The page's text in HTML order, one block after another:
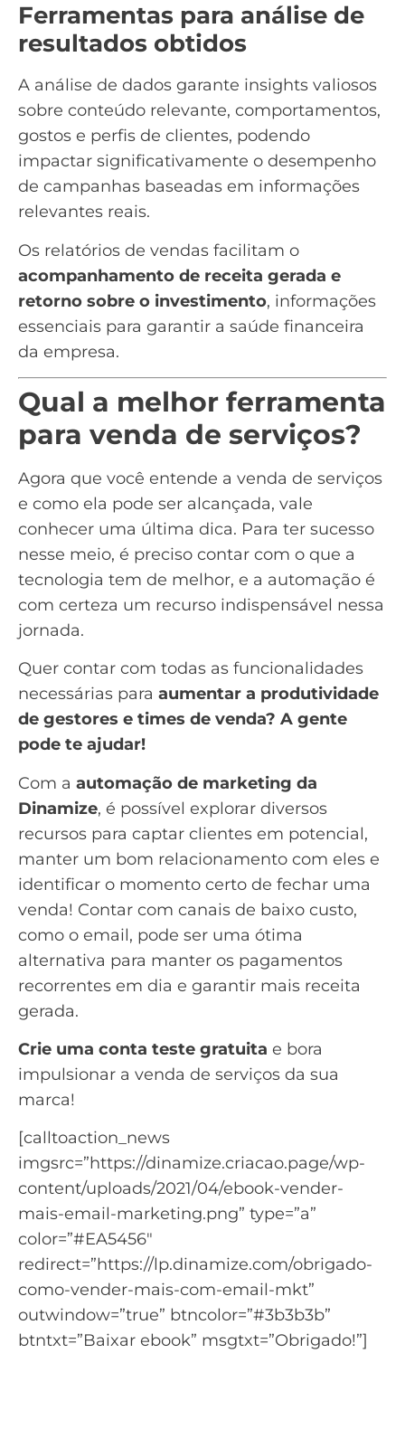
Ferramentas para análise de
resultados obtidos
A análise de dados garante insights valiosos
sobre conteúdo relevante, comportamentos,
gostos e perfis de clientes, podendo
impactar significativamente o desempenho
de campanhas baseadas em informações
relevantes reais.
Os relatórios de vendas facilitam o
acompanhamento de receita gerada e
retorno sobre o investimento, informações
essenciais para garantir a saúde financeira
da empresa.
Qual a melhor ferramenta
para venda de serviços?
Agora que você entende a venda de serviços
e como ela pode ser alcançada, vale
conhecer uma última dica. Para ter sucesso
nesse meio, é preciso contar com o que a
tecnologia tem de melhor, e a automação é
com certeza um recurso indispensável nessa
jornada.
Quer contar com todas as funcionalidades
necessárias para aumentar a produtividade
de gestores e times de venda? A gente
pode te ajudar!
Com a automação de marketing da
Dinamize, é possível explorar diversos
recursos para captar clientes em potencial,
manter um bom relacionamento com eles e
identificar o momento certo de fechar uma
venda! Contar com canais de baixo custo,
como o email, pode ser uma ótima
alternativa para manter os pagamentos
recorrentes em dia e garantir mais receita
gerada.
Crie uma conta teste gratuita e bora
impulsionar a venda de serviços da sua
marca!
[calltoaction_news
imgsrc=”https://dinamize.criacao.page/wp-
content/uploads/2021/04/ebook-vender-
mais-email-marketing.png” type=”a”
color=”#EA5456″
redirect=”https://lp.dinamize.com/obrigado-
como-vender-mais-com-email-mkt”
outwindow=”true” btncolor=”#3b3b3b”
btntxt=”Baixar ebook” msgtxt=”Obrigado!”]